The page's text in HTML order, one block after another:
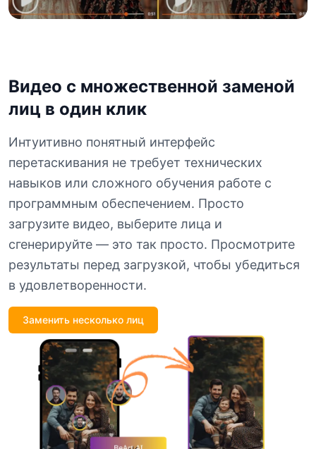
Видео с множественной заменой
лиц в один клик
Интуитивно понятный интерфейс
перетаскивания не требует технических
навыков или сложного обучения работе с
программным обеспечением. Просто
загрузите видео, выберите лица и
сгенерируйте — это так просто. Просмотрите
результаты перед загрузкой, чтобы убедиться
в удовлетворенности.
Заменить несколько лиц